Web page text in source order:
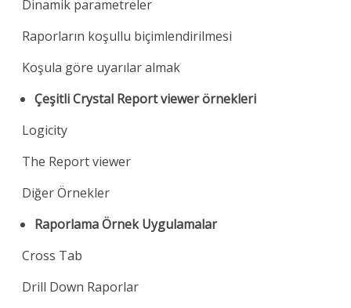
Dinamik parametreler
Raporların koşullu biçimlendirilmesi
Koşula göre uyarılar almak
Çeşitli Crystal Report viewer örnekleri
Logicity
The Report viewer
Diğer Örnekler
Raporlama Örnek Uygulamalar
Cross Tab
Drill Down Raporlar